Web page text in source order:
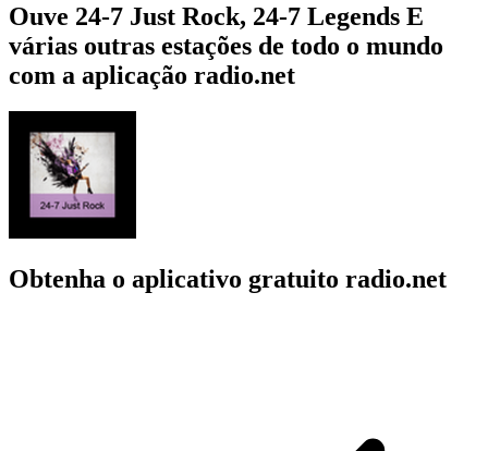
Ouve 24-7 Just Rock, 24-7 Legends E
várias outras estações de todo o mundo
com a aplicação radio.net
Obtenha o aplicativo gratuito radio.net